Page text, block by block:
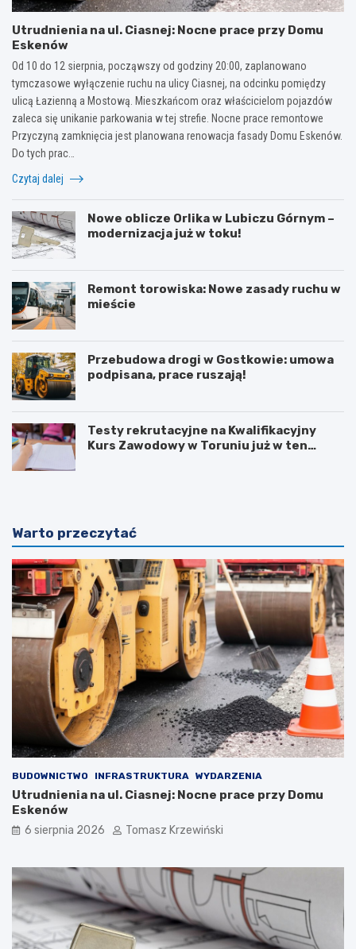
Utrudnienia na ul. Ciasnej: Nocne prace przy Domu
Eskenów
Od 10 do 12 sierpnia, począwszy od godziny 20:00, zaplanowano
tymczasowe wyłączenie ruchu na ulicy Ciasnej, na odcinku pomiędzy
ulicą Łazienną a Mostową. Mieszkańcom oraz właścicielom pojazdów
zaleca się unikanie parkowania w tej strefie. Nocne prace remontowe
Przyczyną zamknięcia jest planowana renowacja fasady Domu Eskenów.
Do tych prac…
Czytaj dalej
Nowe oblicze Orlika w Lubiczu Górnym –
modernizacja już w toku!
Remont torowiska: Nowe zasady ruchu w
mieście
Przebudowa drogi w Gostkowie: umowa
podpisana, prace ruszają!
Testy rekrutacyjne na Kwalifikacyjny
Kurs Zawodowy w Toruniu już w ten
Warto przeczytać
BUDOWNICTWO INFRASTRUKTURA WYDARZENIA
Utrudnienia na ul. Ciasnej: Nocne prace przy Domu
Eskenów
6 sierpnia 2026 Tomasz Krzewiński